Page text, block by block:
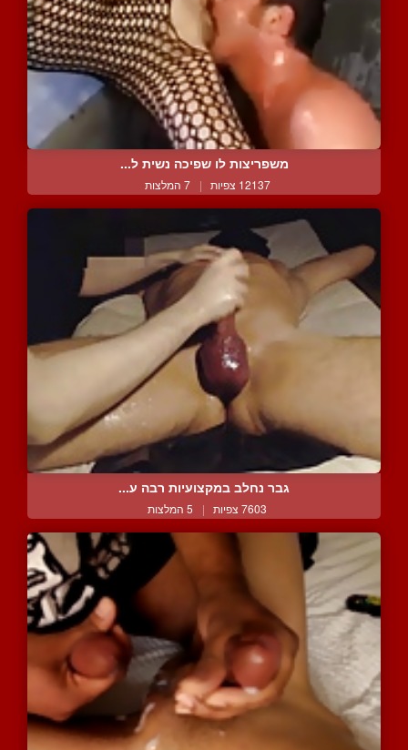
משפריצות לו שפיכה נשית ל...
12137 צפיות | 7 המלצות
גבר נחלב במקצועיות רבה ע...
7603 צפיות | 5 המלצות